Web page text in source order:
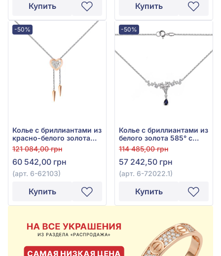
Купить Купить
-50%
Колье с бриллиантами из
красно-белого золота
585°, бриллиант 0,07ct,
арт. 6-62103
121 084,00 грн
60 542,00 грн
(арт. 6-62103)
Купить
-50%
Колье с бриллиантами из
белого золота 585° с
синими бриллиантами
0,08ct, синим сапфиром
гидро. 0,23ct и
прозрачными
бриллиантами 0,27ct,
114 485,00 грн
57 242,50 грн
(арт. 6-72022.1)
Купить